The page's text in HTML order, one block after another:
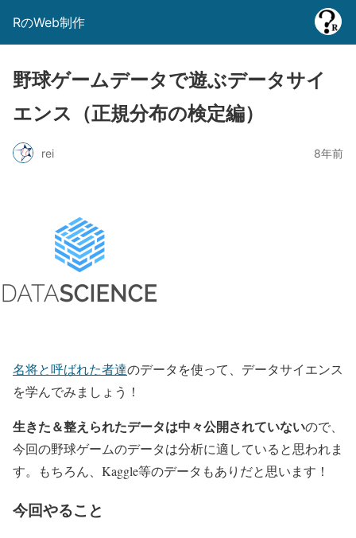
RのWeb制作
野球ゲームデータで遊ぶデータサイ
エンス（正規分布の検定編）
rei 8年前
名将と呼ばれた者達のデータを使って、データサイエンス
を学んでみましょう！
生きた＆整えられたデータは中々公開されていないので、
今回の野球ゲームのデータは分析に適していると思われま
す。もちろん、Kaggle等のデータもありだと思います！
今回やること